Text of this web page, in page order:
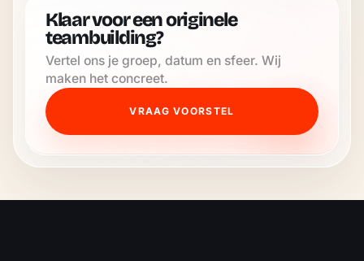
Klaar voor een originele
teambuilding?
Vertel ons je groep, datum en sfeer. Wij
maken het concreet.
VRAAG VOORSTEL